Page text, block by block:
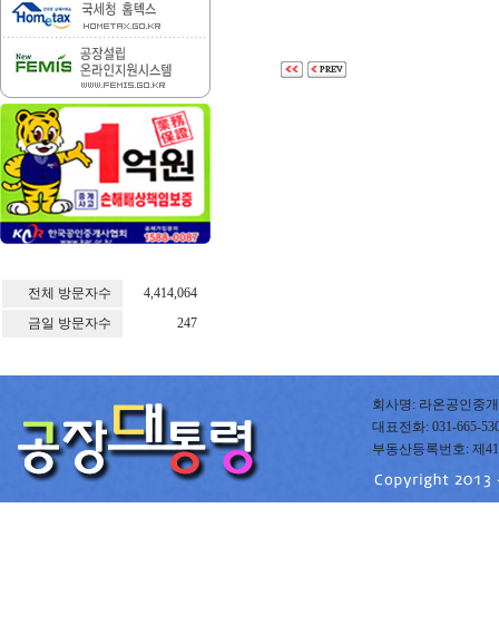
전체 방문자수
4,414,064
금일 방문자수
247
회사명: 라온공인중
대표전화: 031-665-
부동산등록번호: 제